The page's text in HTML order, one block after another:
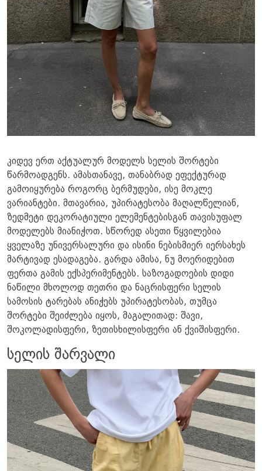
კიდევ ერთ აქტუალურ მოდელს სელის შორტები
წარმოადგენს. ამასთანავე, თანაბრად ეფექტურად
გამოიყურება როგორც ბერმუდები, ისე მოკლე
ვარიანტები. მთავარია, უპირატესობა მაღალწელიან,
ზედმეტი დეკორატიული ელემენტებისგან თავისუფალ
მოდელებს მიანიჭოთ. სწორედ ასეთი წყვილებია
ყველაზე უნივერსალური და ისინი ნებისმიერ იერსახეს
მარტივად ესადაგება. გარდა ამისა, ნუ მოერიდებით
ფერთა გამის ექსპერიმენტებს. საზოგადოების დიდი
ნაწილი მხოლოდ თეთრი და ნაცრისფერი სელის
სამოსის ტარებას ანიჭებს უპირატესობას, თუმცა
შორტები შეიძლება იყოს, მაგალითად: შავი,
შოკოლადისფერი, ზეთისხილისფერი ან ქვიშისფერი.
სელის შარვალი